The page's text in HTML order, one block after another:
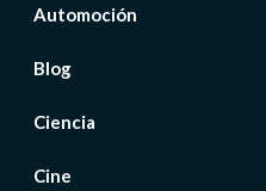
Automoción
Blog
Ciencia
Cine